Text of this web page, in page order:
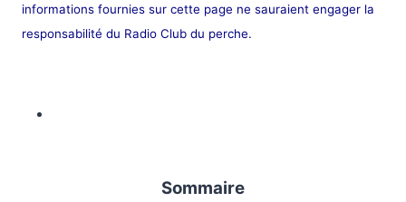
informations fournies sur cette page ne sauraient engager la
responsabilité du Radio Club du perche.
Sommaire